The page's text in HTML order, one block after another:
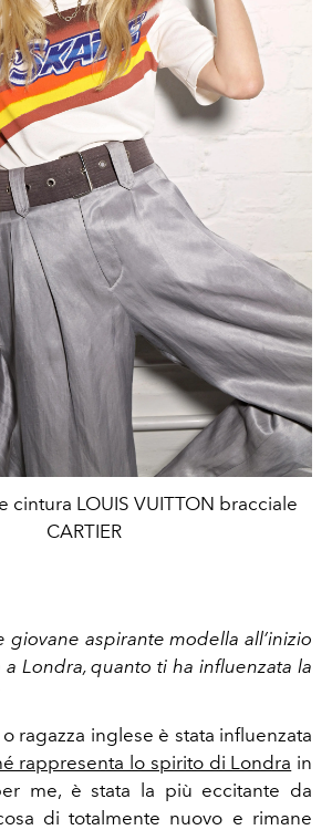
cintura LOUIS VUITTON bracciale
CARTIER
giovane aspirante modella all’inizio
Londra, quanto ti ha influenzata la
ragazza inglese è stata influenzata
rappresenta lo spirito di Londra in
me, è stata la più eccitante da
di totalmente nuovo e rimane